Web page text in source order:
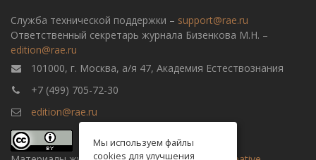
Служба технической поддержки – support@rae.ru
Ответственный секретарь журнала Бизенкова М.Н. –
edition@rae.ru
101000, г. Москва, а/я 47, Академия Естествознания
+7 (499) 705-72-30
edition@rae.ru
Мы используем файлы
cookies для улучшения